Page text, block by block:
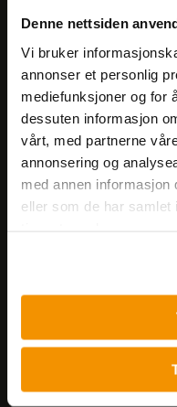
Denne nettsiden
Vi bruker
annonser et personlig
mediefunksjoner og for
dessuten informasjon
vårt, med partnerne
annonsering og
med annen informasjon
eller som de har samlet
Få informasjon
arrangementer
Meld på
0667 OSLO
Nils Hansens vei 10